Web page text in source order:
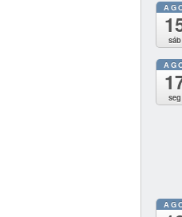
sáb
seg